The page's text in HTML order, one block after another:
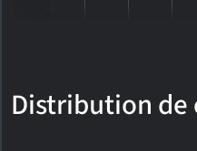
Distribution